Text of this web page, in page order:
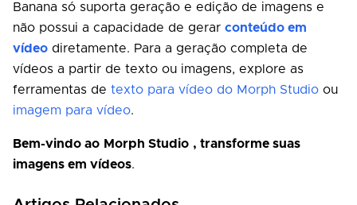
Banana só suporta geração e edição de imagens e
não possui a capacidade de gerar conteúdo em
vídeo diretamente. Para a geração completa de
vídeos a partir de texto ou imagens, explore as
ferramentas de texto para vídeo do Morph Studio ou
imagem para vídeo.
Bem-vindo ao Morph Studio , transforme suas
imagens em vídeos.